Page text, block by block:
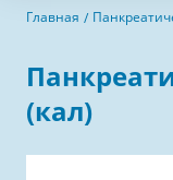
Главная
(кал)